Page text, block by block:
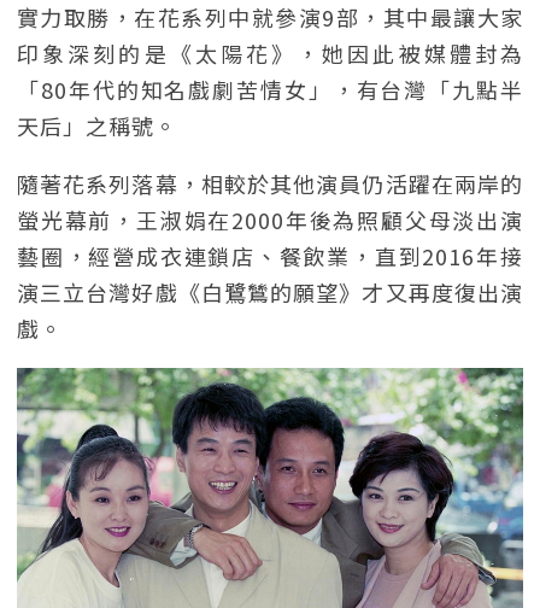
實力取勝，在花系列中就參演9部，其中最讓大家
印象深刻的是《太陽花》，她因此被媒體封為
「80年代的知名戲劇苦情女」，有台灣「九點半
天后」之稱號。
隨著花系列落幕，相較於其他演員仍活躍在兩岸的
螢光幕前，王淑娟在2000年後為照顧父母淡出演
藝圈，經營成衣連鎖店、餐飲業，直到2016年接
演三立台灣好戲《白鷺鷥的願望》才又再度復出演
戲。